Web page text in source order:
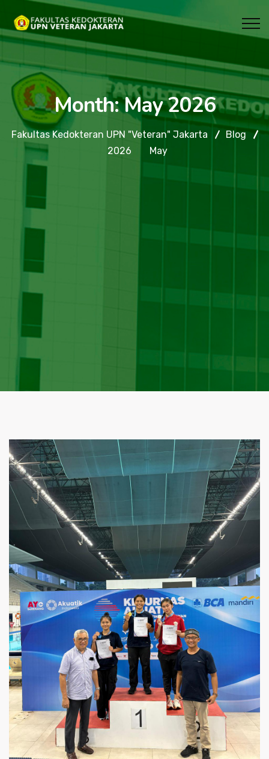
Month:May 2026
Fakultas Kedokteran UPN "Veteran" Jakarta
Blog
2026
May